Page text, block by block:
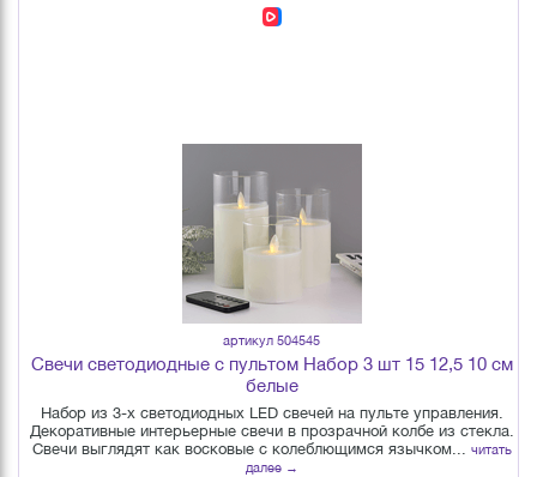
артикул 504545
Свечи светодиодные с пультом Набор 3 шт 15 12,5 10 см
белые
Набор из 3-х светодиодных LED свечей на пульте управления.
Декоративные интерьерные свечи в прозрачной колбе из стекла.
Свечи выглядят как восковые с колеблющимся язычком... читать
далее →